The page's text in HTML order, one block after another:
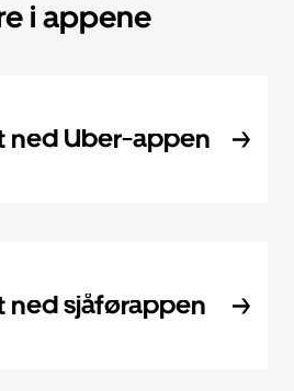
i appene
ned Uber-appen
ned sjåførappen